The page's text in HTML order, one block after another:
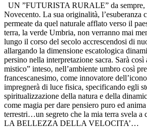
UN ”FUTURISTA RURALE” da sempre,
Novecento. La sua originalità, l’esuberanza
permeate da quel naturale afflato verso il
terra, la verde Umbria, non verranno mai
lungo il corso del secolo accrescendosi di
allargando la dimensione escatologica
persino nella interpretazione sacra. Sarà
mistico” inteso, nell’ambiente umbro così
francescanesimo, come innovatore
impregnerà di luce fisica, specificando egli
spiritualizzazione della natura e della
come magia per dare pensiero puro ed
terrestri…un segreto che la mia terra svela a
LA BELLEZZA DELLA VELOCITA’…